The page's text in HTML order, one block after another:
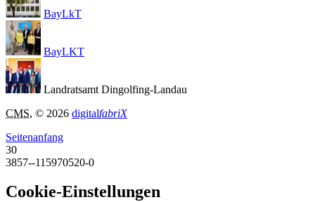
BayLkT
BayLKT
Landratsamt Dingolfing-Landau
CMS, © 2026 digitalfabriX
Seitenanfang
30
3857--115970520-0
Cookie-Einstellungen